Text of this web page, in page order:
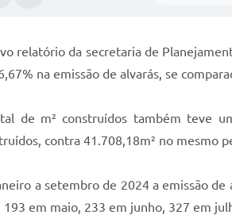
relatório da secretaria de
na emissão de alvarás, se
de m² construídos também teve
contra 41.708,18m² no mesmo
a setembro de 2024 a emissão
193 em maio, 233 em junho, 327 em